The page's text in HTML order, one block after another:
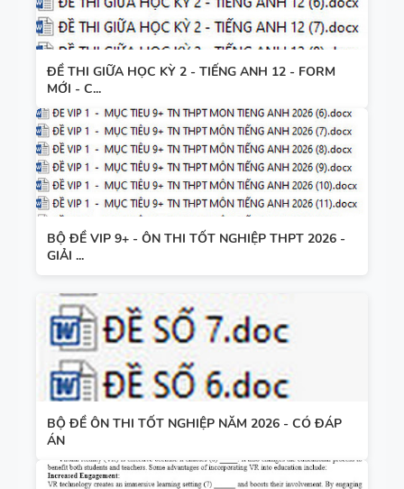
ĐỀ THI GIỮA HỌC KỲ 2 - TIẾNG ANH 12 - FORM
MỚI - C...
BỘ ĐỀ VIP 9+ - ÔN THI TỐT NGHIỆP THPT 2026 -
GIẢI ...
BỘ ĐỀ ÔN THI TỐT NGHIỆP NĂM 2026 - CÓ ĐÁP
ÁN